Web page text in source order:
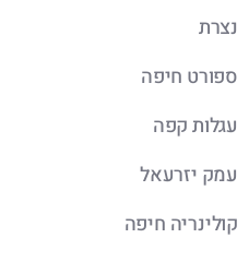
נצרת
ספורט חיפה
עגלות קפה
עמק יזרעאל
קולינריה חיפה